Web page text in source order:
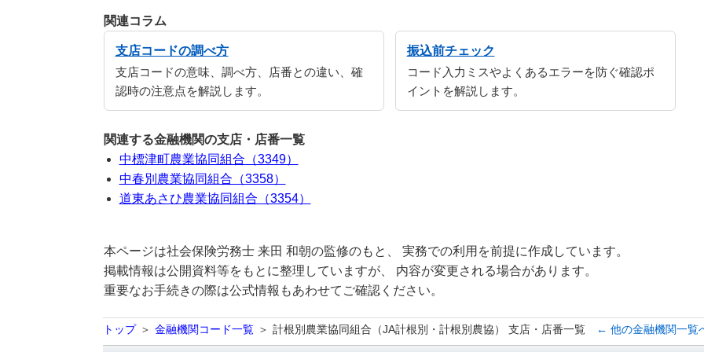
関連コラム
支店コードの調べ方
支店コードの意味、調べ方、店番との違い、確
認時の注意点を解説します。
振込前チェック
コード入力ミスやよくあるエラーを防ぐ確認ポ
イントを解説します。
関連する金融機関の支店・店番一覧
中標津町農業協同組合（3349）
中春別農業協同組合（3358）
道東あさひ農業協同組合（3354）
本ページは社会保険労務士 来田 和朝の監修のもと、 実務での利用を前提に作成しています。
掲載情報は公開資料等をもとに整理していますが、 内容が変更される場合があります。
重要なお手続きの際は公式情報もあわせてご確認ください。
トップ 金融機関コード一覧 計根別農業協同組合（JA計根別・計根別農協） 支店・店番一覧 ← 他の金融機関一覧